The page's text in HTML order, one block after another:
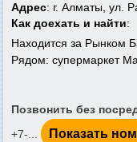
Адрес: г. Алматы, ул.
Как доехать и найти:
Находится за Рынком
Рядом: супермаркет
Позвонить без
+7-...
Показать